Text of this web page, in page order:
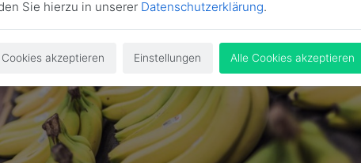
Sie hierzu in unserer Datenschutzerklärung.
akzeptieren Einstellungen Alle Cookies akzeptieren